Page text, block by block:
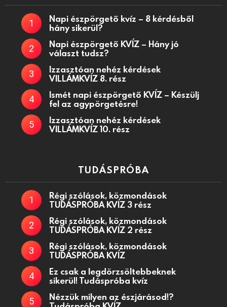
Napi észpörgető kvíz – 8 kérdésből
hány sikerül?
Napi észpörgető KVÍZ – Hány jó
választ tudsz?
Izzasztóan nehéz kérdések
VILLÁMKVÍZ 8. rész
Ismét napi észpörgető KVÍZ – Készülj
fel az agypörgetésre!
Izzasztóan nehéz kérdések
VILLÁMKVÍZ 10. rész
TUDÁSPRÓBA
Régi szólások, közmondások
TUDÁSPRÓBA KVÍZ 3 rész
Régi szólások, közmondások
TUDÁSPRÓBA KVÍZ 2 rész
Régi szólások, közmondások
TUDÁSPRÓBA KVÍZ
Ez csak a legdörzsöltebbeknek
sikerül! Tudáspróba kvíz
Nézzük milyen az észjárásod!?